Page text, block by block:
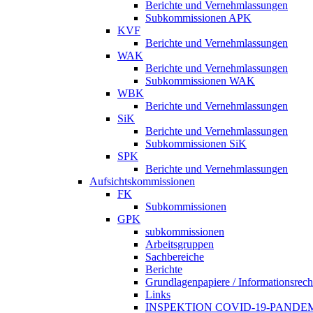
Berichte und Vernehmlassungen
Subkommissionen APK
KVF
Berichte und Vernehmlassungen
WAK
Berichte und Vernehmlassungen
Subkommissionen WAK
WBK
Berichte und Vernehmlassungen
SiK
Berichte und Vernehmlassungen
Subkommissionen SiK
SPK
Berichte und Vernehmlassungen
Aufsichtskommissionen
FK
Subkommissionen
GPK
subkommissionen
Arbeitsgruppen
Sachbereiche
Berichte
Grundlagenpapiere /
Links
INSPEKTION COVID-19-